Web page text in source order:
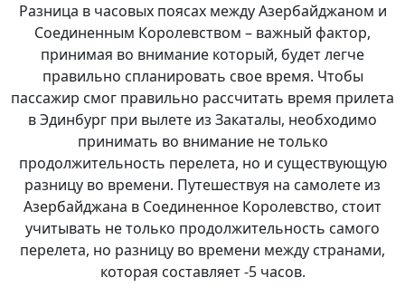
Разница в часовых поясах между Азербайджаном и
Соединенным Королевством – важный фактор,
принимая во внимание который, будет легче
правильно спланировать свое время. Чтобы
пассажир смог правильно рассчитать время прилета
в Эдинбург при вылете из Закаталы, необходимо
принимать во внимание не только
продолжительность перелета, но и существующую
разницу во времени. Путешествуя на самолете из
Азербайджана в Соединенное Королевство, стоит
учитывать не только продолжительность самого
перелета, но разницу во времени между странами,
которая составляет -5 часов.